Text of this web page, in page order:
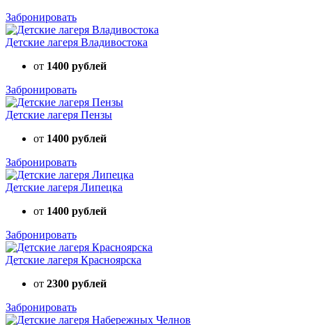
Забронировать
Детские лагеря Владивостока
от 1400 рублей
Забронировать
Детские лагеря Пензы
от 1400 рублей
Забронировать
Детские лагеря Липецка
от 1400 рублей
Забронировать
Детские лагеря Красноярска
от 2300 рублей
Забронировать